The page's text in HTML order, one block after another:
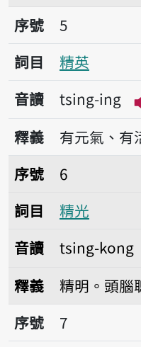
序號5精英
序號
5
詞目
精英
音讀
tsing-ing
釋義
有元氣、有
序號6精光
序號
6
詞目
精光
音讀
tsing-kong
釋義
精明。頭腦
序號7精力
序號
7